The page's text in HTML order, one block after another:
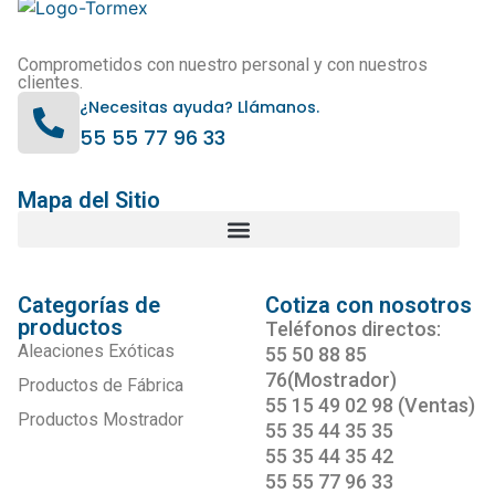
Comprometidos con nuestro personal y con nuestros
clientes.
¿Necesitas ayuda? Llámanos.
55 55 77 96 33
Mapa del Sitio
Categorías de
productos
Aleaciones Exóticas
Productos de Fábrica
Productos Mostrador
Cotiza con nosotros
Teléfonos directos:
55 50 88 85
76(Mostrador)
55 15 49 02 98 (Ventas)
55 35 44 35 35
55 35 44 35 42
55 55 77 96 33